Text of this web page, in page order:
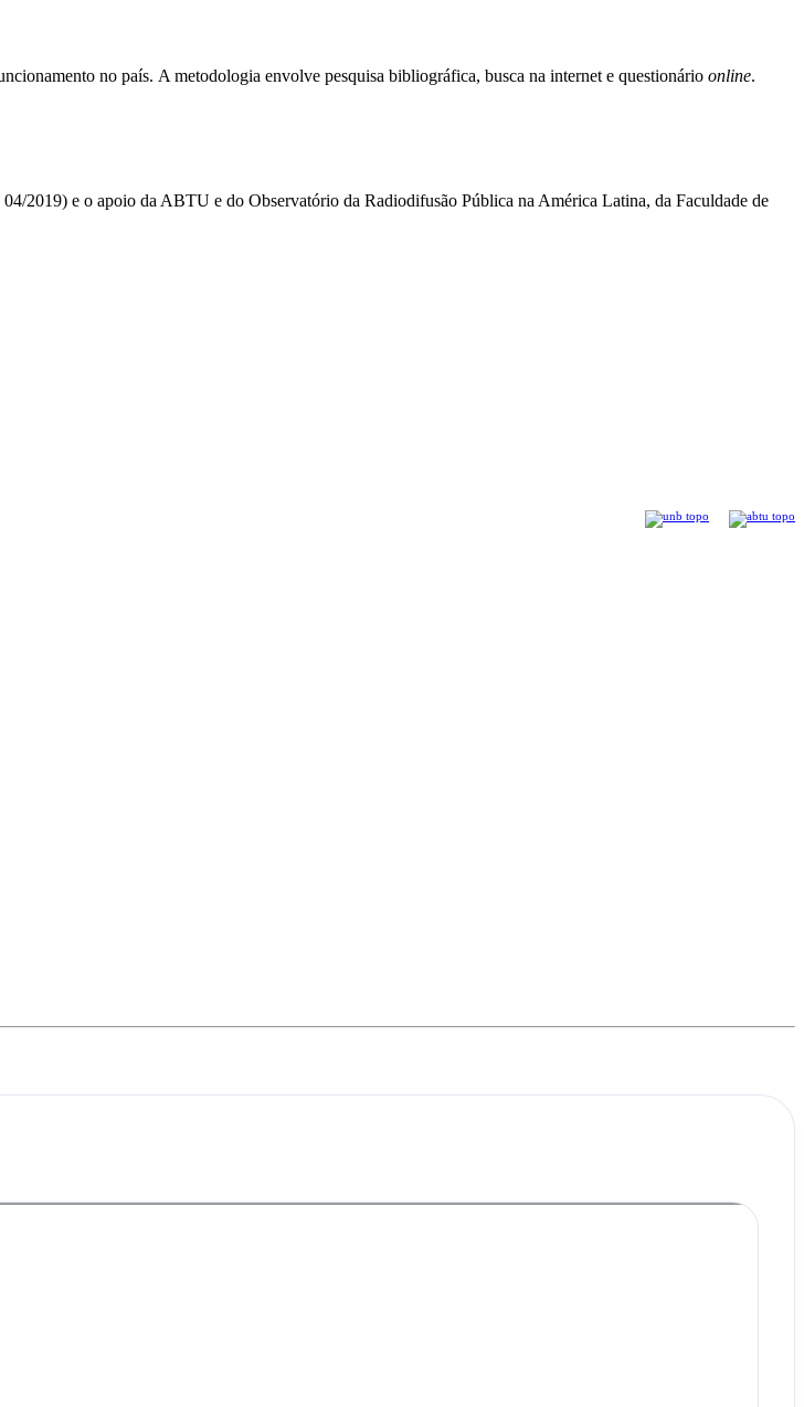
no país. A metodologia envolve pesquisa bibliográfica, busca na internet e questionário online.
2019) e o apoio da ABTU e do Observatório da Radiodifusão Pública na América Latina, da Faculdade de